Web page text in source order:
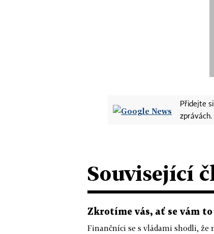
Přidejte
zprávách.
Související
Zkrotíme vás, ať se vám
Finančníci se s vládami shodli,